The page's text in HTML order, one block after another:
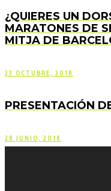
¿QUIERES UN
MARATONES DE
MITJA DE
23 OCTUBRE, 2018
PRESENTACIÓN
28 JUNIO, 2018